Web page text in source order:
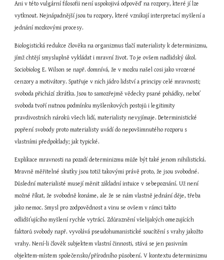
Ani v této vulgární filosofii není uspokojivá odpověď na rozpory, které jí lze
vytknout. Nejnápadnější jsou tu rozpory, které vznikají interpretací myšlení a
jednání mozkovými procesy.
Biologistická redukce člověka na organizmus tlačí materialisty k determinizmu,
jímž chtějí smysluplně vykládat i mravní život. To je ovšem nadlidský úkol.
Sociobiolog E. Wilson se např. domnívá, že v mozku našel cosi jako vrozené
cenzory a motivátory. Spatřuje v nich jádro lidství a principy celé mravnosti;
svoboda přichází zkrátka. Jsou to samozřejmě vědecky psané pohádky, neboť
svoboda tvoří nutnou podmínku myšlenkových postojů i legitimity
pravdivostních nároků všech lidí, materialisty nevyjímaje. Deterministické
popření svobody proto materialisty uvádí do nepovšimnutého rozporu s
vlastními předpoklady; jak typické.
Explikace mravnosti na pozadí determinizmu může být také jenom nihilistická.
Mravně měřitelné skutky jsou totiž takovými právě proto, že jsou svobodné.
Důslední materialisté musejí měnit základní intuice v sebepoznání. Už není
možné říkat, že svobodně konáme, ale že se nám vlastně jednání děje, třeba
jako nemoc. Smysl pro zodpovědnost a vinu se ovšem v rámci takto
odlidšťujícího myšlení rychle vytrácí. Zdůraznění všelijakých omezujících
faktorů svobody např. vyvolává pseudohumanistické soucítění s vrahy jakožto
vrahy. Není-li člověk subjektem vlastní činnosti, stává se jen pasivním
objektem-místem společensko/přírodního působení. V kontextu determinizmu